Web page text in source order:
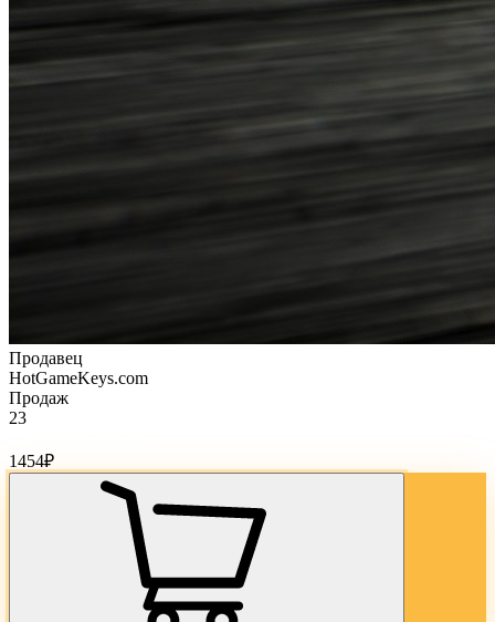
Продавец
HotGameKeys.com
Продаж
23
1454₽